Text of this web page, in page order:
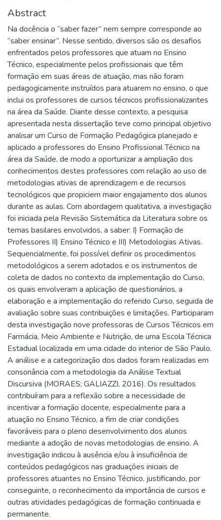
Abstract
Na docência o “saber fazer” nem sempre corresponde ao
“saber ensinar”. Nesse sentido, diversos são os desafios
enfrentados pelos professores que atuam no Ensino
Técnico, especialmente pelos profissionais que têm
formação em suas áreas de atuação, mas não foram
pedagogicamente instruídos para atuarem no ensino, o que
inclui os professores de cursos técnicos profissionalizantes
na área da Saúde. Diante desse contexto, a pesquisa
apresentada nesta dissertação teve como principal objetivo
analisar um Curso de Formação Pedagógica planejado e
aplicado a professores do Ensino Profissional Técnico na
área da Saúde, de modo a oportunizar a ampliação dos
conhecimentos destes professores com relação ao uso de
metodologias ativas de aprendizagem e de recursos
tecnológicos que propiciem maior engajamento dos alunos
durante as aulas. Com abordagem qualitativa, a investigação
foi iniciada pela Revisão Sistemática da Literatura sobre os
temas basilares envolvidos, a saber: I) Formação de
Professores II) Ensino Técnico e III) Metodologias Ativas.
Sequencialmente, foi possível definir os procedimentos
metodológicos a serem adotados e os instrumentos de
coleta de dados no contexto da implementação do Curso,
os quais envolveram a aplicação de questionários, a
elaboração e a implementação do referido Curso, seguida de
avaliação sobre suas contribuições e limitações. Participaram
desta investigação nove professoras de Cursos Técnicos em
Farmácia, Meio Ambiente e Nutrição, de uma Escola Técnica
Estadual localizada em uma cidade do interior de São Paulo.
A análise e a categorização dos dados foram realizadas em
consonância com a metodologia da Análise Textual
Discursiva (MORAES; GALIAZZI, 2016). Os resultados
contribuíram para a reflexão sobre a necessidade de
incentivar a formação docente, especialmente para a
atuação no Ensino Técnico, a fim de criar condições
favoráveis para o pleno desenvolvimento dos alunos
mediante a adoção de novas metodologias de ensino. A
investigação indicou à ausência e/ou à insuficiência de
conteúdos pedagógicos nas graduações iniciais de
professores atuantes no Ensino Técnico, justificando, por
conseguinte, o reconhecimento da importância de cursos e
outras atividades pedagógicas de formação continuada e
permanente.